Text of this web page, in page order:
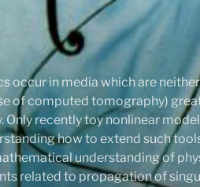
occur in media which are
of computed tomography)
recently toy nonlinear
how to extend such
understanding of
related to propagation of